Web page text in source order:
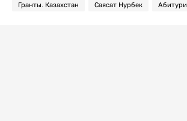
Гранты. Казахстан Саясат Нурбек